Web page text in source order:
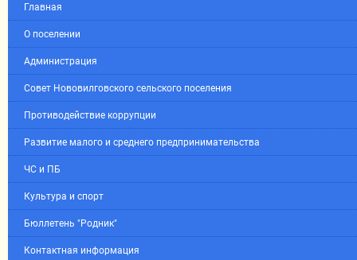
Главная
О поселении
Администрация
Совет Нововилговского сельского поселения
Противодействие коррупции
Развитие малого и среднего предпринимательства
ЧС и ПБ
Культура и спорт
Бюллетень "Родник"
Контактная информация